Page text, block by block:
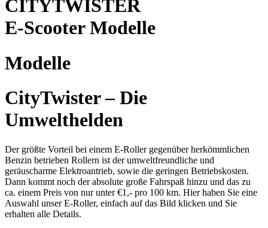
CITYTWISTER
E-Scooter Modelle
Modelle
CityTwister – Die
Umwelthelden
Der größte Vorteil bei einem E-Roller gegenüber herkömmlichen
Benzin betrieben Rollern ist der umweltfreundliche und
geräuscharme Elektroantrieb, sowie die geringen Betriebskosten.
Dann kommt noch der absolute große Fahrspaß hinzu und das zu
ca. einem Preis von nur unter €1,- pro 100 km. Hier haben Sie eine
Auswahl unser E-Roller, einfach auf das Bild klicken und Sie
erhalten alle Details.